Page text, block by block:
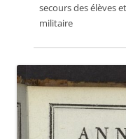
secours des élèves
militaire